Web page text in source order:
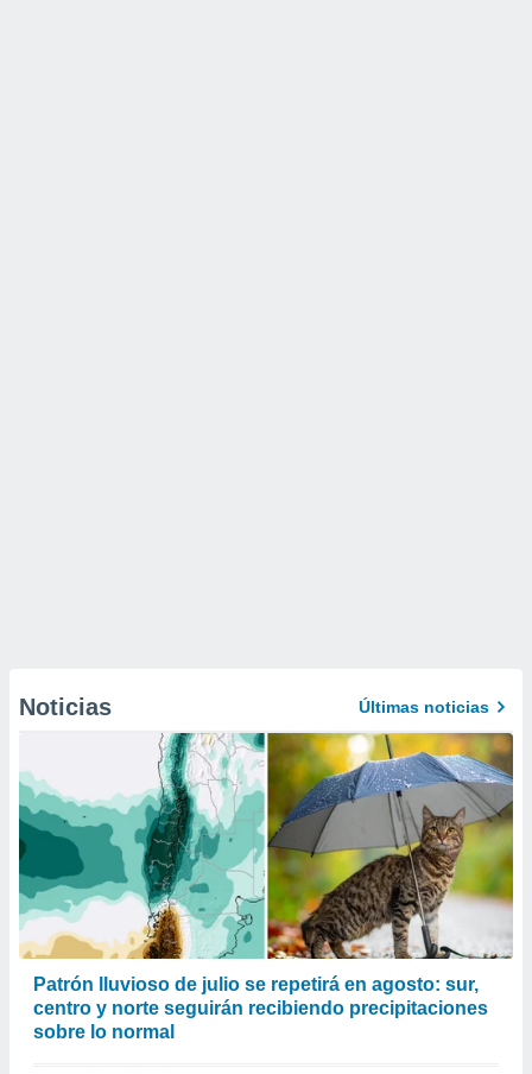
Noticias Últimas noticias
Patrón lluvioso de julio se repetirá en agosto: sur,
centro y norte seguirán recibiendo precipitaciones
sobre lo normal